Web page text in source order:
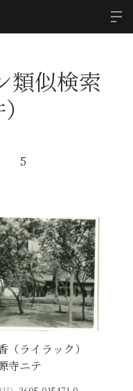
類似検索
5
（ライラック）
寺ニテ